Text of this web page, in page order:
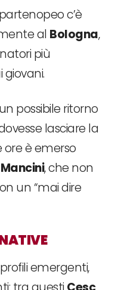
c’è
al Bologna,
più
giovani.
possibile ritorno
lasciare la
è emerso
, che non
un “mai dire
emergenti,